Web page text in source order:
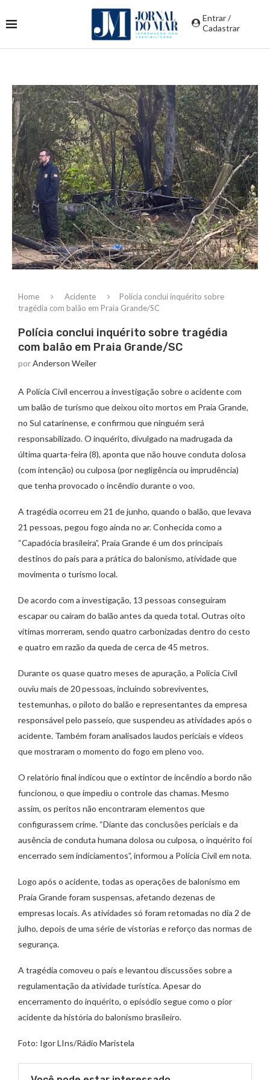
Entrar /
Cadastrar
Home Acidente
Polícia conclui inquérito sobre
tragédia com balão em Praia Grande/SC
Polícia conclui inquérito sobre tragédia
com balão em Praia Grande/SC
porAnderson Weiler
A Polícia Civil encerrou a investigação sobre o acidente com
um balão de turismo que deixou oito mortos em Praia Grande,
no Sul catarinense, e confirmou que ninguém será
responsabilizado. O inquérito, divulgado na madrugada da
última quarta-feira (8), aponta que não houve conduta dolosa
(com intenção) ou culposa (por negligência ou imprudência)
que tenha provocado o incêndio durante o voo.
A tragédia ocorreu em 21 de junho, quando o balão, que levava
21 pessoas, pegou fogo ainda no ar. Conhecida como a
“Capadócia brasileira”, Praia Grande é um dos principais
destinos do país para a prática do balonismo, atividade que
movimenta o turismo local.
De acordo com a investigação, 13 pessoas conseguiram
escapar ou caíram do balão antes da queda total. Outras oito
vítimas morreram, sendo quatro carbonizadas dentro do cesto
e quatro em razão da queda de cerca de 45 metros.
Durante os quase quatro meses de apuração, a Polícia Civil
ouviu mais de 20 pessoas, incluindo sobreviventes,
testemunhas, o piloto do balão e representantes da empresa
responsável pelo passeio, que suspendeu as atividades após o
acidente. Também foram analisados laudos periciais e vídeos
que mostraram o momento do fogo em pleno voo.
O relatório final indicou que o extintor de incêndio a bordo não
funcionou, o que impediu o controle das chamas. Mesmo
assim, os peritos não encontraram elementos que
configurassem crime. “Diante das conclusões periciais e da
ausência de conduta humana dolosa ou culposa, o inquérito foi
encerrado sem indiciamentos”, informou a Polícia Civil em nota.
Logo após o acidente, todas as operações de balonismo em
Praia Grande foram suspensas, afetando dezenas de
empresas locais. As atividades só foram retomadas no dia 2 de
julho, depois de uma série de vistorias e reforço das normas de
segurança.
A tragédia comoveu o país e levantou discussões sobre a
regulamentação da atividade turística. Apesar do
encerramento do inquérito, o episódio segue como o pior
acidente da história do balonismo brasileiro.
Foto: Igor LIns/Rádio Maristela